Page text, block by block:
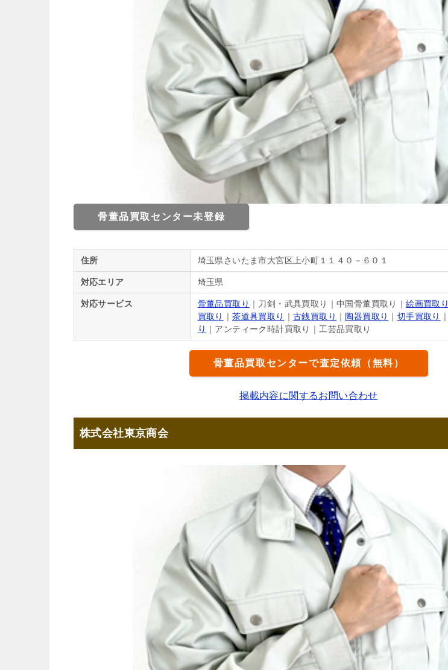
骨董品買取センター未登録
住所 埼玉県さいたま市大宮区上小町１１４０－６０１
対応エリア 埼玉県
対応サービス 骨董品買取り ｜刀剣・武具買取り｜中国骨董買取り｜絵画買取り
買取り
｜茶道具買取り ｜ 古銭買取り ｜陶器買取り ｜ 切手買取り ｜
り ｜アンティーク時計買取り｜工芸品買取り
骨董品買取センターで査定依頼（無料）
掲載内容に関するお問い合わせ
株式会社東京商会